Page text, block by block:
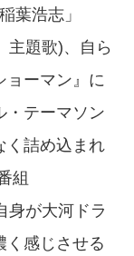
葉浩志」
主題歌)、自ら
ョーマン』に
・テーマソン
く詰め込まれ
組
身が大河ドラ
く感じさせる